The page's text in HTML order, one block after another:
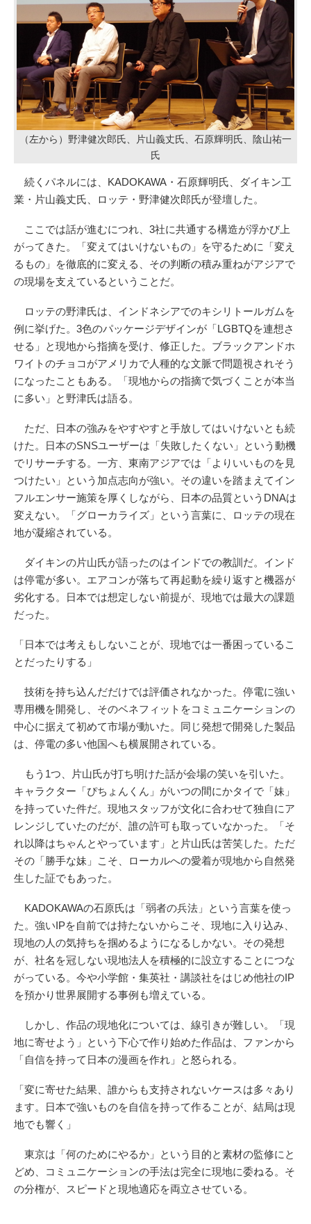
（左から）野津健次郎氏、片山義丈氏、石原輝明氏、陰山祐一
氏
続くパネルには、KADOKAWA・石原輝明氏、ダイキン工
業・片山義丈氏、ロッテ・野津健次郎氏が登壇した。
ここでは話が進むにつれ、3社に共通する構造が浮かび上
がってきた。「変えてはいけないもの」を守るために「変え
るもの」を徹底的に変える、その判断の積み重ねがアジアで
の現場を支えているということだ。
ロッテの野津氏は、インドネシアでのキシリトールガムを
例に挙げた。3色のパッケージデザインが「LGBTQを連想さ
せる」と現地から指摘を受け、修正した。ブラックアンドホ
ワイトのチョコがアメリカで人種的な文脈で問題視されそう
になったこともある。「現地からの指摘で気づくことが本当
に多い」と野津氏は語る。
ただ、日本の強みをやすやすと手放してはいけないとも続
けた。日本のSNSユーザーは「失敗したくない」という動機
でリサーチする。一方、東南アジアでは「よりいいものを見
つけたい」という加点志向が強い。その違いを踏まえてイン
フルエンサー施策を厚くしながら、日本の品質というDNAは
変えない。「グローカライズ」という言葉に、ロッテの現在
地が凝縮されている。
ダイキンの片山氏が語ったのはインドでの教訓だ。インド
は停電が多い。エアコンが落ちて再起動を繰り返すと機器が
劣化する。日本では想定しない前提が、現地では最大の課題
だった。
「日本では考えもしないことが、現地では一番困っているこ
とだったりする」
技術を持ち込んだだけでは評価されなかった。停電に強い
専用機を開発し、そのベネフィットをコミュニケーションの
中心に据えて初めて市場が動いた。同じ発想で開発した製品
は、停電の多い他国へも横展開されている。
もう1つ、片山氏が打ち明けた話が会場の笑いを引いた。
キャラクター「ぴちょんくん」がいつの間にかタイで「妹」
を持っていた件だ。現地スタッフが文化に合わせて独自にア
レンジしていたのだが、誰の許可も取っていなかった。「そ
れ以降はちゃんとやっています」と片山氏は苦笑した。ただ
その「勝手な妹」こそ、ローカルへの愛着が現地から自然発
生した証でもあった。
KADOKAWAの石原氏は「弱者の兵法」という言葉を使っ
た。強いIPを自前では持たないからこそ、現地に入り込み、
現地の人の気持ちを掴めるようになるしかない。その発想
が、社名を冠しない現地法人を積極的に設立することにつな
がっている。今や小学館・集英社・講談社をはじめ他社のIP
を預かり世界展開する事例も増えている。
しかし、作品の現地化については、線引きが難しい。「現
地に寄せよう」という下心で作り始めた作品は、ファンから
「自信を持って日本の漫画を作れ」と怒られる。
「変に寄せた結果、誰からも支持されないケースは多々あり
ます。日本で強いものを自信を持って作ることが、結局は現
地でも響く」
東京は「何のためにやるか」という目的と素材の監修にと
どめ、コミュニケーションの手法は完全に現地に委ねる。そ
の分権が、スピードと現地適応を両立させている。